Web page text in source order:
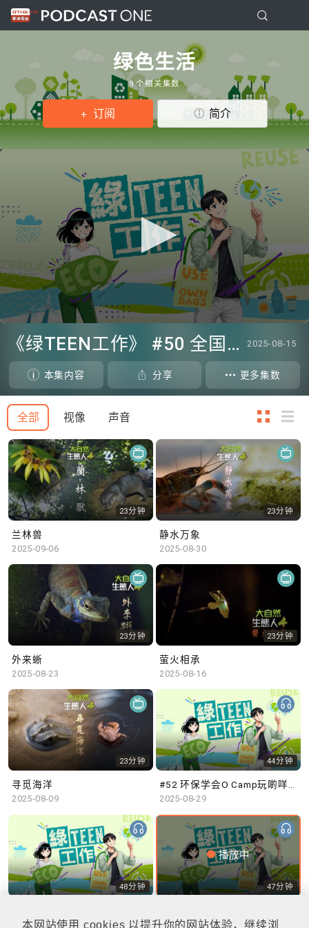
本网站使用 cookies 以提升你的网站体验，继续浏
绿色生活
9 个相关集数
订阅 简介
seconds
47
minutes,
seconds
《绿TEEN工作》 #50 全国生态日：零碳挑战、中大生态月2025 | 参与学生: 橙汁、Cristy、Mannix、Ruby (中大赛马会气候变化博物馆 博物馆大使) 2025-08-15
本集内容 分享 更多集数
全部 视像 声音
23分钟
兰林兽
2025-09-06
23分钟
静水万象
2025-08-30
23分钟
外来蜥
2025-08-23
23分钟
萤火相承
2025-08-16
23分钟
寻觅海洋
2025-08-09
44分钟
#52 环保学会O Camp玩啲咩？ | 参与学生: Sammi、Cardi、Charles (香港科技大学 环境管理及科技学生联会)
2025-08-29
48分钟
2025-08-22
播放中
47分钟
2025-08-15